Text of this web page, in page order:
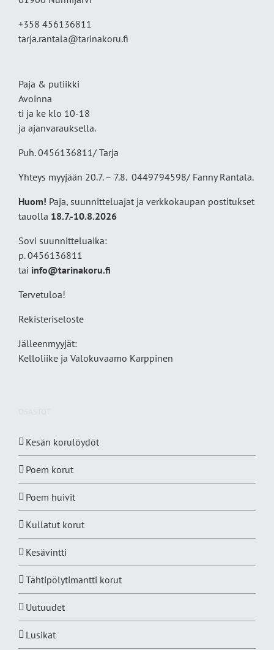
+358 456136811
tarja.rantala@tarinakoru.fi
Paja & putiikki
Avoinna
ti ja ke klo 10-18
ja ajanvarauksella.
Puh. 0456136811/ Tarja
Yhteys myyjään 20.7. – 7.8. 0449794598/ Fanny Rantala.
Huom! Paja, suunnitteluajat ja verkkokaupan postitukset
tauolla 18.7.-10.8.2026
Sovi suunnitteluaika:
p. 0456136811
tai info@tarinakoru.fi
Tervetuloa!
Rekisteriseloste
Jälleenmyyjät:
Kelloliike ja Valokuvaamo Karppinen
Kesän korulöydöt
Poem korut
Poem huivit
Kullatut korut
Kesävintti
Tähtipölytimantti korut
Uutuudet
Lusikat